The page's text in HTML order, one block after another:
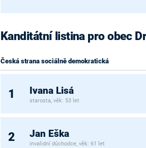
Kanditátní listina pro obec
Česká strana sociálně demokratická
1 Ivana Lisá
starosta, věk: 53 let
2 Jan Eška
invalidní důchodce, věk: 61 let